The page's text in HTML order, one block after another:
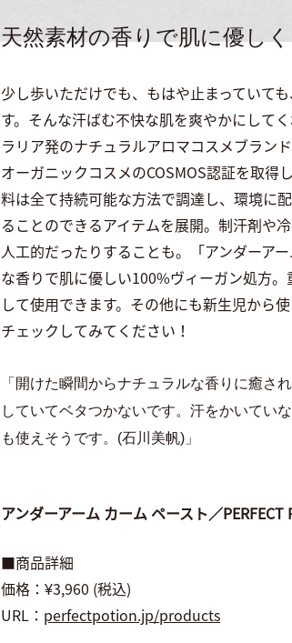
天然素材の香りで肌に優し
少し歩いただけでも、もはや止まっていて
す。そんな汗ばむ不快な肌を爽やかにして
ラリア発のナチュラルアロマコスメブラン
オーガニックコスメのCOSMOS認証を取得
料は全て持続可能な方法で調達し、環境に
ることのできるアイテムを展開。制汗剤や
人工的だったりすることも。「アンダーア
な香りで肌に優しい100%ヴィーガン処方
して使用できます。その他にも新生児から
チェックしてみてください！
「開けた瞬間からナチュラルな香りに癒さ
していてベタつかないです。汗をかいてい
も使えそうです。(石川美帆)」
アンダーアーム カーム ペースト／PERFECT
■商品詳細
価格：¥3,960 (税込)
URL： perfectpotion.jp/products